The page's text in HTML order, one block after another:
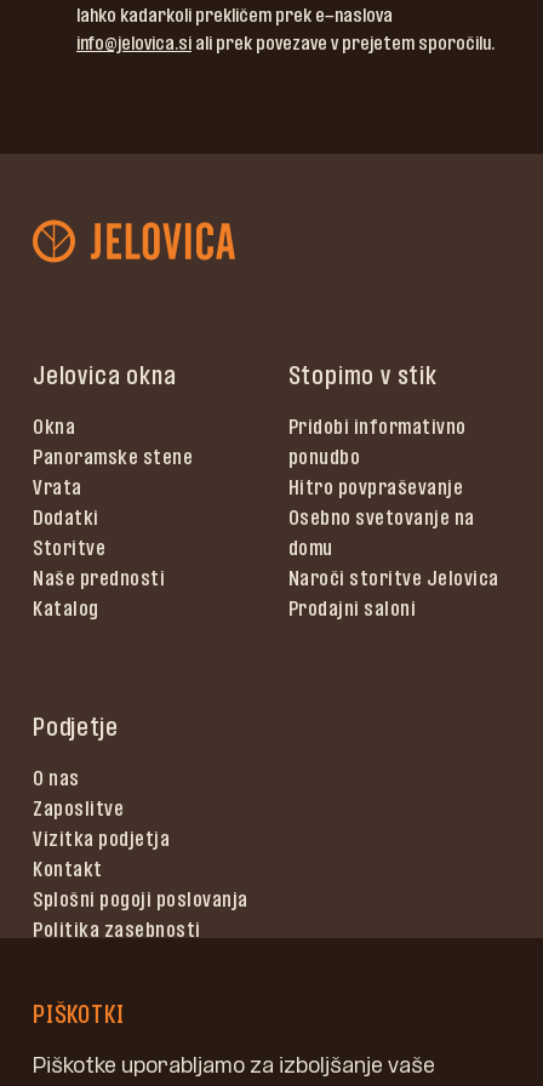
lahko kadarkoli prekličem prek e-naslova
info@jelovica.si ali prek povezave v prejetem sporočilu.
Jelovica okna
Okna
Panoramske stene
Vrata
Dodatki
Storitve
Naše prednosti
Katalog
Stopimo v stik
Pridobi informativno
ponudbo
Hitro povpraševanje
Osebno svetovanje na
domu
Naroči storitve Jelovica
Prodajni saloni
Podjetje
O nas
Zaposlitve
Vizitka podjetja
Kontakt
Splošni pogoji poslovanja
Politika zasebnosti
PIŠKOTKI
Piškotke uporabljamo za izboljšanje vaše